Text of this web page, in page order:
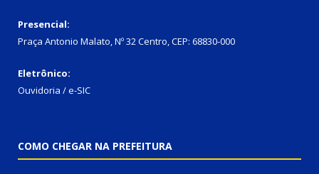
Presencial:
Praça Antonio Malato, Nº 32 Centro, CEP: 68830-000
Eletrônico:
Ouvidoria / e-SIC
COMO CHEGAR NA PREFEITURA